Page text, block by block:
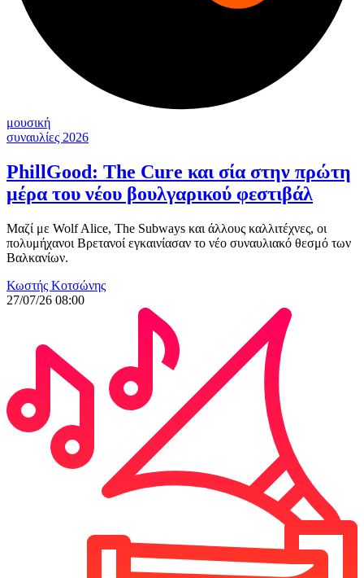
μουσική
συναυλίες 2026
PhillGood: The Cure και σία στην πρώτη
μέρα του νέου βουλγαρικού φεστιβάλ
Μαζί με Wolf Alice, The Subways και άλλους καλλιτέχνες, οι
πολυμήχανοι Βρετανοί εγκαινίασαν το νέο συναυλιακό θεσμό των
Βαλκανίων.
Κωστής Κοτσώνης
27/07/26 08:00